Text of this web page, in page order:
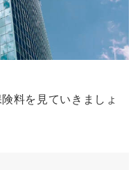
料を見ていきましょ